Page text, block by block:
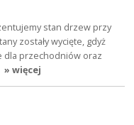
stan drzew przy
zostały wycięte, gdyż
dla przechodniów oraz
» więcej